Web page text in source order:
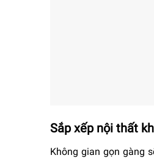
Sắp xếp nội thất
Không gian gọn gàng